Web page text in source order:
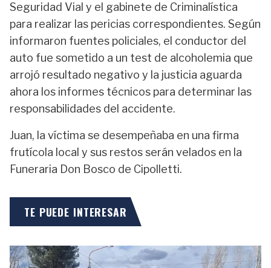
Seguridad Vial y el gabinete de Criminalística
para realizar las pericias correspondientes. Según
informaron fuentes policiales, el conductor del
auto fue sometido a un test de alcoholemia que
arrojó resultado negativo y la justicia aguarda
ahora los informes técnicos para determinar las
responsabilidades del accidente.
Juan, la víctima se desempeñaba en una firma
frutícola local y sus restos serán velados en la
Funeraria Don Bosco de Cipolletti.
TE PUEDE INTERESAR